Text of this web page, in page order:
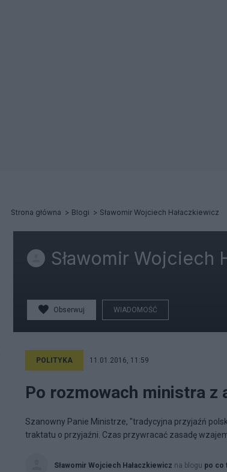
Strona główna Blogi Sławomir Wojciech Hałaczkiewicz
Sławomir Wojciech
Obserwuj WIADOMOŚĆ
POLITYKA 11.01.2016, 11:59
Po rozmowach ministra z
Szanowny Panie Ministrze, "tradycyjna przyjaźń
traktatu o przyjaźni. Czas przywracać zasadę
Sławomir Wojciech Hałaczkiewicz na blogu po co